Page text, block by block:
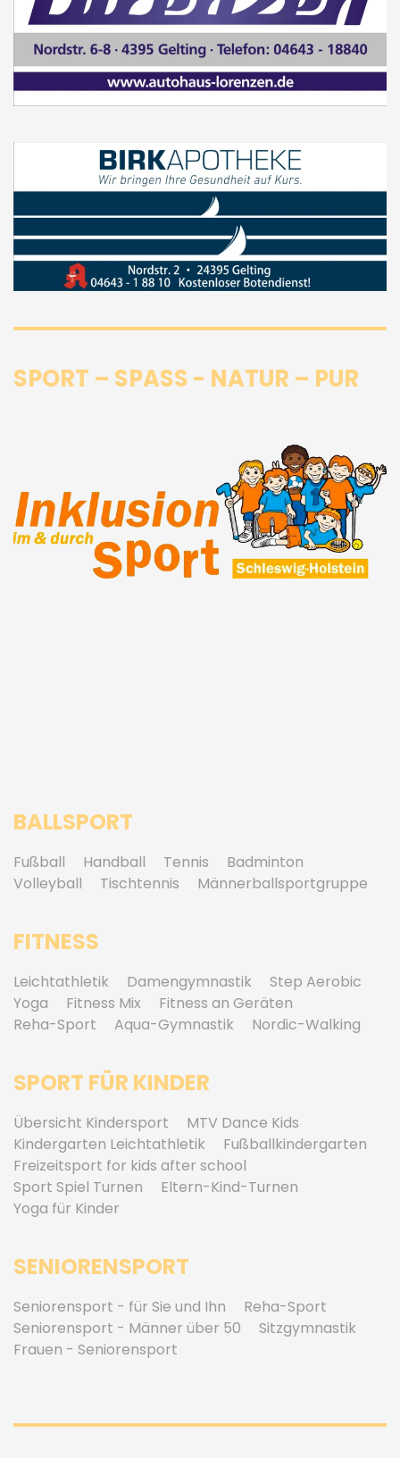
SPORT – SPASS - NATUR – PUR
BALLSPORT
Fußball Handball Tennis
Badminton
Volleyball
Tischtennis Männerballsportgruppe
FITNESS
Leichtathletik Damengymnastik
Step Aerobic
Yoga
Fitness Mix
Fitness an Geräten
Reha-Sport
Aqua-Gymnastik Nordic-Walking
SPORT FÜR KINDER
Übersicht Kindersport
MTV Dance Kids
Kindergarten Leichtathletik
Fußballkindergarten
Freizeitsport for kids after school
Sport Spiel Turnen
Eltern-Kind-Turnen
Yoga für Kinder
SENIORENSPORT
Seniorensport - für Sie und Ihn
Reha-Sport
Seniorensport - Männer über 50
Sitzgymnastik
Frauen - Seniorensport